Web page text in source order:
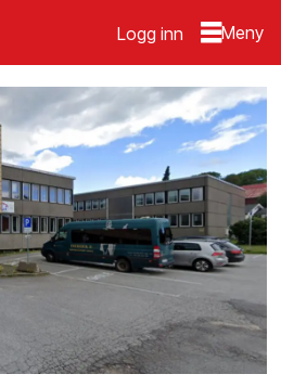
Logg inn